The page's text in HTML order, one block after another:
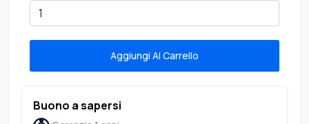
Aggiungi Al Carrello
Buono a sapersi